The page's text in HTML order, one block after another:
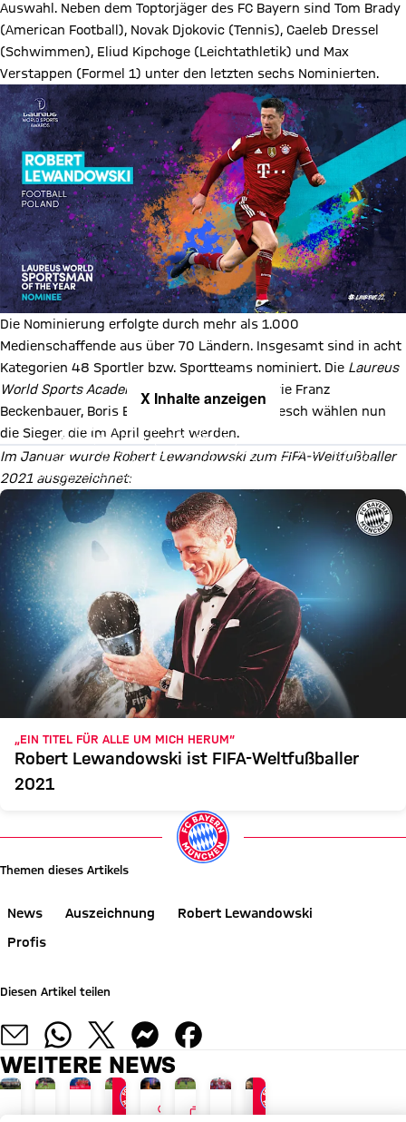
Auswahl. Neben dem Toptorjäger des FC Bayern sind Tom Brady
(American Football), Novak Djokovic (Tennis), Caeleb Dressel
(Schwimmen), Eliud Kipchoge (Leichtathletik) und Max
Verstappen (Formel 1) unter den letzten sechs Nominierten.
Die Nominierung erfolgte durch mehr als 1.000
Medienschaffende aus über 70 Ländern. Insgesamt sind in acht
Kategorien 48 Sportler bzw. Sportteams nominiert. Die Laureus
World Sports Academy
mit Sportlegenden wie Franz
Beckenbauer, Boris Becker und Maria Höfl-Riesch wählen nun
die Sieger, die im April geehrt werden.
X Inhalte anzeigen
Mit Klick auf den Button ermöglichen Sie es diesem sozialen
Netzwerk, Ihre Daten (z. B. IP-Adresse) mit Hilfe von Cookies zu
verarbeiten. Vorher kann das soziale Netzwerk keine Daten über Sie
erheben, um Ihnen die Inhalte anzuzeigen. Diese Einstellung wird für
alle Inhalte des sozialen Netzwerks auf unserer Website gespeichert
und Sie können dies jederzeit in der
ändern. Details:Datenschutzerklärung
Im Januar wurde Robert Lewandowski zum FIFA-Weltfußballer
2021 ausgezeichnet:
„EIN TITEL FÜR ALLE UM MICH HERUM“
Robert Lewandowski ist FIFA-Weltfußballer
2021
Themen dieses Artikels
News Auszeichnung
Robert Lewandowski
Profis
Diesen Artikel teilen
WEITERE NEWS
AUDI SUMMER TOUR 2026
JETZT INFORMIEREN
AM 17. AUGUST
LIVE BEI FC BAYERN TV PLUS
GALLERIE
TOUR TALK
INTERVIEW
GALERIE
GALLERIEPAULANER FANEVENT IN
AUDI SUMMER TOUR